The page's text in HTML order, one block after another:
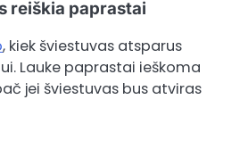
reiškia paprastai
, kiek šviestuvas atsparus
Lauke paprastai ieškoma
jei šviestuvas bus atviras